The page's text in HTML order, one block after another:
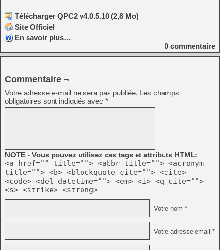
Télécharger QPC2 v4.0.5.10 (2,8 Mo)
Site Officiel
En savoir plus…
0 commentaire
Commentaire ¬
Votre adresse e-mail ne sera pas publiée. Les champs
obligatoires sont indiqués avec *
NOTE - Vous pouvez utilisez ces tags et attributs HTML:
<a href="" title=""> <abbr title=""> <acronym
title=""> <b> <blockquote cite=""> <cite>
<code> <del datetime=""> <em> <i> <q cite="">
<s> <strike> <strong>
Votre nom *
Votre adresse email *